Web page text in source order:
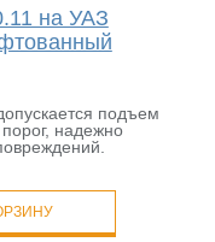
на УАЗ
подъем
надежно